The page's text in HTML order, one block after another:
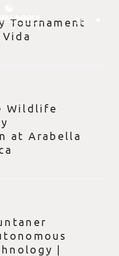
EN
Tournament
Wildlife
at Arabella
|